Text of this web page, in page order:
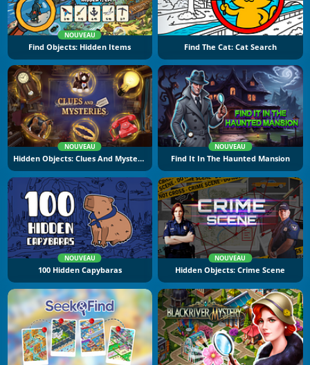
NOUVEAU
Find Objects: Hidden Items Find The Cat: Cat Search
NOUVEAU
Hidden Objects: Clues And Mysteries
NOUVEAU
Find It In The Haunted Mansion
NOUVEAU
100 Hidden Capybaras
NOUVEAU
Hidden Objects: Crime Scene